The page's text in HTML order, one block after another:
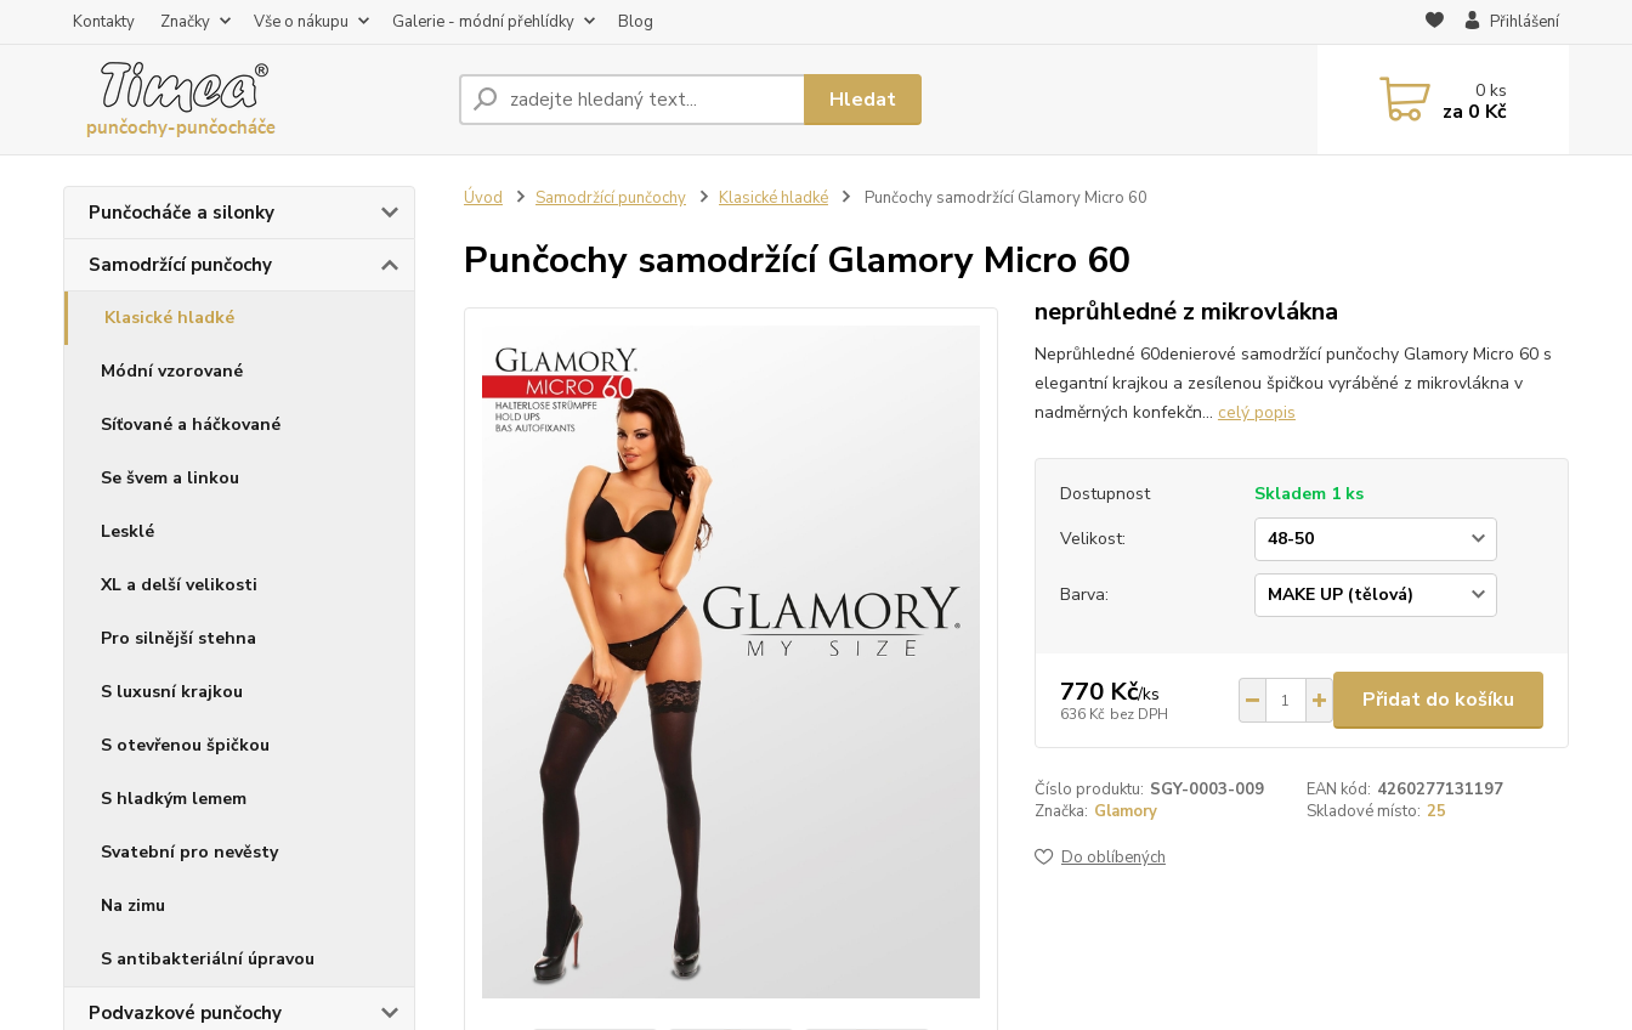
Kontakty Značky Vše o nákupu Galerie - módní přehlídky Blog Přihlášení
Hledat 0ks
za 0 Kč
Punčocháče a silonky
Samodržící punčochy
Klasické hladké
Módní vzorované
Síťované a háčkované
Se švem a linkou
Lesklé
XL a delší velikosti
Pro silnější stehna
S luxusní krajkou
S otevřenou špičkou
S hladkým lemem
Svatební pro nevěsty
Na zimu
S antibakteriální úpravou
Podvazkové punčochy
Úvod Samodržící punčochy Klasické hladké Punčochy samodržící Glamory Micro 60
Punčochy samodržící Glamory Micro 60
neprůhledné z mikrovlákna
Neprůhledné 60denierové samodržící punčochy Glamory Micro 60 s
elegantní krajkou a zesílenou špičkou vyráběné z mikrovlákna v
nadměrných konfekčn... celý popis
Dostupnost
Skladem 1 ks
Velikost:
Barva:
770 Kč/ks
636 Kč bez DPH
Přidat do košíku
Číslo produktu: SGY-0003-009 EAN kód: 4260277131197
Značka: Glamory Skladové místo: 25
Do oblíbených